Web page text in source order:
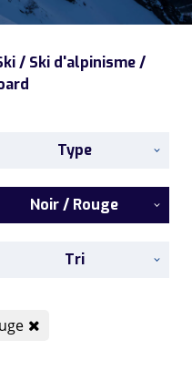
/ Ski d'alpinisme /
Type
Noir / Rouge
Tri